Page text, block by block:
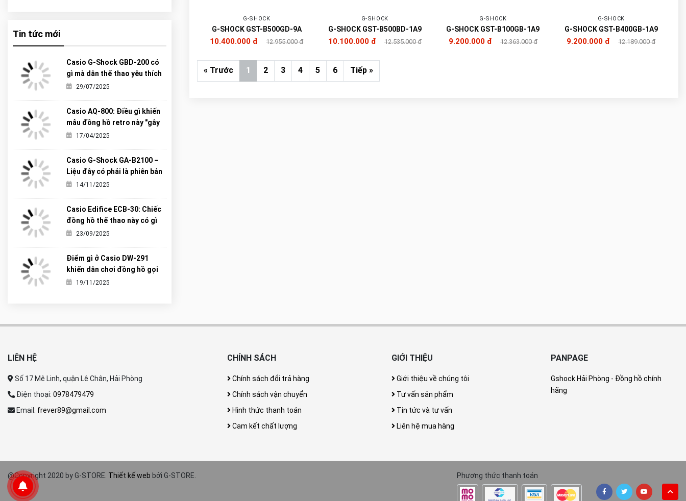
Tin tức mới
Casio G-Shock GBD-200 có
gì mà dân thể thao yêu thích
đến vậy?
29/07/2025
Casio AQ-800: Điều gì khiến
mẫu đồng hồ retro này "gây
sốt" đến vậy?
17/04/2025
Casio G-Shock GA-B2100 –
Liệu đây có phải là phiên bản
“Carbon Core” hoàn hảo nhất
14/11/2025
Casio Edifice ECB-30: Chiếc
đồng hồ thể thao này có gì
khiến giới trẻ mê mẩn?
23/09/2025
Điểm gì ở Casio DW-291
khiến dân chơi đồng hồ gọi
nó là tiểu G-Shock?
19/11/2025
G-SHOCK
G-SHOCK GST-B500GD-9A
10.400.000 đ 12.955.000 đ
G-SHOCK
G-SHOCK GST-B500BD-1A9
10.100.000 đ 12.535.000 đ
G-SHOCK
G-SHOCK GST-B100GB-1A9
9.200.000 đ 12.363.000 đ
G-SHOCK
G-SHOCK GST-B400GB-1A9
9.200.000 đ 12.189.000 đ
« Trước 1 2 3 4 5 6 Tiếp »
LIÊN HỆ
Số 17 Mê Linh, quận Lê Chân, Hải Phòng
Điện thoại: 0978479479
Email: frever89@gmail.com
CHÍNH SÁCH
Chính sách đổi trả hàng
Chính sách vận chuyển
Hình thức thanh toán
Cam kết chất lượng
GIỚI THIỆU
Giới thiệu về chúng tôi
Tư vấn sản phẩm
Tin tức và tư vấn
Liên hệ mua hàng
PANPAGE
Gshock Hải Phòng - Đồng hồ chính
hãng
@Copyright 2020 by G-STORE. Thiết kế web bởi G-STORE. Phương thức thanh toán